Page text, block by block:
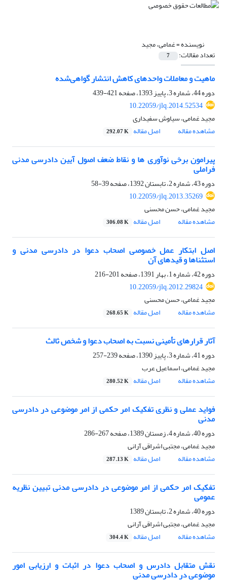
نویسنده =غمامی، مجید
تعداد مقالات: 7
ماهیت و معاملات واحدهای کاهش انتشار گواهی‌شده
دوره 44، شماره 3، پاییز 1393، صفحه
421-439
10.22059/jlq.2014.52534
مجید غمامی، سیاوش سفیداری
مشاهده مقاله
اصل مقاله 292.07 K
پیرامون برخی نوآوری ها و نقاط ضعف اصول آیین دادرسی مدنی
فراملی
دوره 43، شماره 2، تابستان 1392، صفحه
39-58
10.22059/jlq.2013.35269
مجید غمامی، حسن محسنی
مشاهده مقاله
اصل مقاله 306.08 K
اصل ابتکار عمل خصوصی اصحاب دعوا در دادرسی مدنی و
استثناها و قیدهای آن
دوره 42، شماره 1، بهار 1391، صفحه
201-216
10.22059/jlq.2012.29824
مجید غمامی، حسن محسنی
مشاهده مقاله
اصل مقاله 268.65 K
آثار قرارهای تأمینی نسبت به اصحاب دعوا و شخص ثالث
دوره 41، شماره 3، پاییز 1390، صفحه
239-257
مجید غمامی، اسماعیل عرب
مشاهده مقاله
اصل مقاله 280.52 K
فواید عملی و نظری تفکیک امر حکمی از امر موضوعی در دادرسی
مدنی
دوره 40، شماره 4، زمستان 1389، صفحه
267-286
مجید غمامی، مجتبی اشراقی آرانی
مشاهده مقاله
اصل مقاله 287.13 K
تفکیک امر حکمی از امر موضوعی در دادرسی مدنی تبیین نظریه
عمومی
دوره 40، شماره 2، تابستان 1389
مجید غمامی، مجتبی اشراقی آرانی
مشاهده مقاله
اصل مقاله 304.4 K
نقش متقابل دادرس و اصحاب دعوا در اثبات و ارزیابی امور
موضوعی در دادرسی مدنی